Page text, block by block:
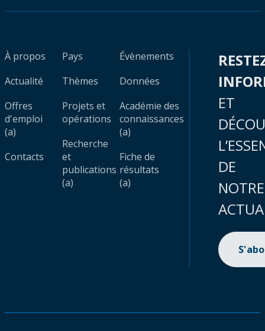
À propos
Actualité
Offres
d'emploi
(a)
Contacts
Pays
Thèmes
Projets et
opérations
Recherche
et
publications
(a)
Évènements
Données
Académie des
connaissances
(a)
Fiche de
résultats
(a)
ET
DE
NOTRE